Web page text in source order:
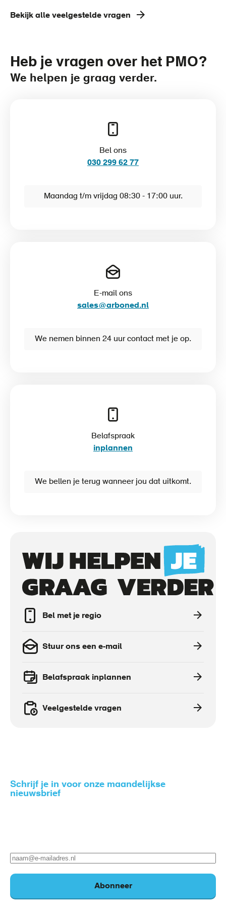
Bekijk alle veelgestelde vragen
Heb je vragen over het PMO?
We helpen je graag verder.
Bel ons
030 299 62 77
Maandag t/m vrijdag 08:30 - 17:00 uur.
E-mail ons
sales@arboned.nl
We nemen binnen 24 uur contact met je op.
Belafspraak
inplannen
We bellen je terug wanneer jou dat uitkomt.
Call
to
actions
Bel met je regio
Stuur ons een e-mail
Belafspraak inplannen
Veelgestelde vragen
Schrijf je in voor onze maandelijkse
nieuwsbrief
E-
Abonneer